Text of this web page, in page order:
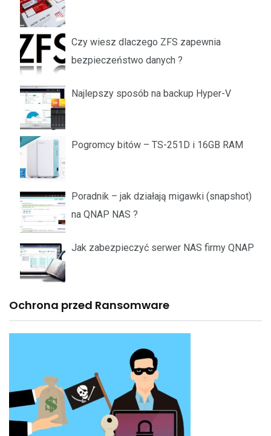
Czy wiesz dlaczego ZFS zapewnia
bezpieczeństwo danych ?
Najlepszy sposób na backup Hyper-V
Pogromcy bitów – TS-251D i 16GB RAM
Poradnik – jak działają migawki (snapshot)
na QNAP NAS ?
Jak zabezpieczyć serwer NAS firmy QNAP
Ochrona przed Ransomware